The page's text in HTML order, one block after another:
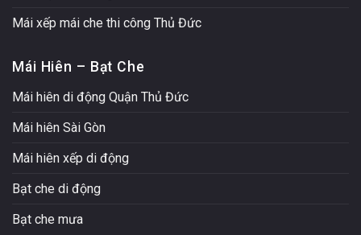
Mái xếp mái che thi công Thủ Đức
Mái Hiên – Bạt Che
Mái hiên di động Quận Thủ Đức
Mái hiên Sài Gòn
Mái hiên xếp di động
Bạt che di động
Bạt che mưa